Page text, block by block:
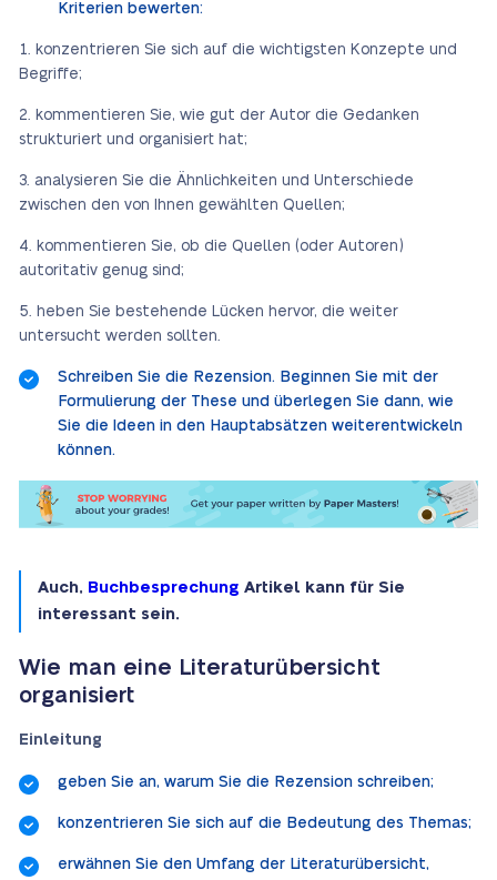
Kriterien bewerten:
konzentrieren Sie sich auf die wichtigsten Konzepte und
Begriffe;
kommentieren Sie, wie gut der Autor die Gedanken
strukturiert und organisiert hat;
analysieren Sie die Ähnlichkeiten und Unterschiede
zwischen den von Ihnen gewählten Quellen;
kommentieren Sie, ob die Quellen (oder Autoren)
autoritativ genug sind;
heben Sie bestehende Lücken hervor, die weiter
untersucht werden sollten.
Schreiben Sie die Rezension. Beginnen Sie mit der
Formulierung der These und überlegen Sie dann, wie
Sie die Ideen in den Hauptabsätzen weiterentwickeln
können.
Auch, Buchbesprechung Artikel kann für Sie
interessant sein.
Wie man eine Literaturübersicht
organisiert
Einleitung
geben Sie an, warum Sie die Rezension schreiben;
konzentrieren Sie sich auf die Bedeutung des Themas;
erwähnen Sie den Umfang der Literaturübersicht,